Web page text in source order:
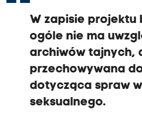
W zapisie projektu
ogóle nie ma
archiwów tajnych,
przechowywana
dotycząca spraw
seksualnego.